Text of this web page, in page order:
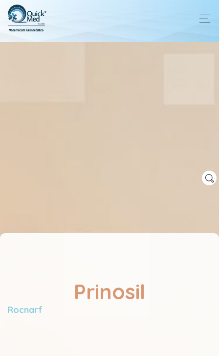
Prinosil
Rocnarf